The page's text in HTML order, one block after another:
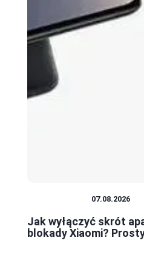
07.08.2026
Jak wyłączyć skrót
blokady Xiaomi?